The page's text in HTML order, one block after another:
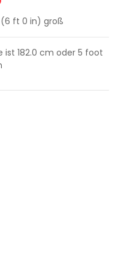
(6 ft 0 in) groß
ist 182.0 cm oder 5 foot